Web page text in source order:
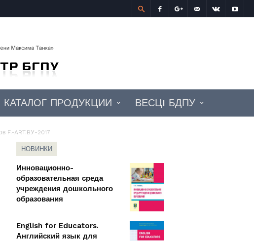
КАТАЛОГ ПРОДУКЦИИ ВЕСЦI БДПУ
F.-ART.BУ-2017
НОВИНКИ
Инновационно-
образовательная среда
учреждения дошкольного
образования
English for Educators.
Английский язык для